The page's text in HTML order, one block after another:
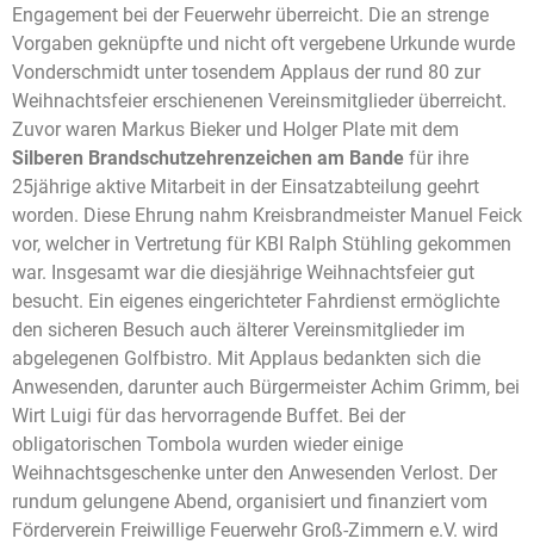
Engagement bei der Feuerwehr überreicht. Die an strenge
Vorgaben geknüpfte und nicht oft vergebene Urkunde wurde
Vonderschmidt unter tosendem Applaus der rund 80 zur
Weihnachtsfeier erschienenen Vereinsmitglieder überreicht.
Zuvor waren Markus Bieker und Holger Plate mit dem
Silberen Brandschutzehrenzeichen am Bande für ihre
25jährige aktive Mitarbeit in der Einsatzabteilung geehrt
worden. Diese Ehrung nahm Kreisbrandmeister Manuel Feick
vor, welcher in Vertretung für KBI Ralph Stühling gekommen
war. Insgesamt war die diesjährige Weihnachtsfeier gut
besucht. Ein eigenes eingerichteter Fahrdienst ermöglichte
den sicheren Besuch auch älterer Vereinsmitglieder im
abgelegenen Golfbistro. Mit Applaus bedankten sich die
Anwesenden, darunter auch Bürgermeister Achim Grimm, bei
Wirt Luigi für das hervorragende Buffet. Bei der
obligatorischen Tombola wurden wieder einige
Weihnachtsgeschenke unter den Anwesenden Verlost. Der
rundum gelungene Abend, organisiert und finanziert vom
Förderverein Freiwillige Feuerwehr Groß-Zimmern e.V. wird